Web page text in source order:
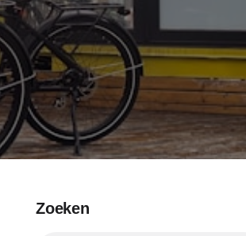
Zoeken